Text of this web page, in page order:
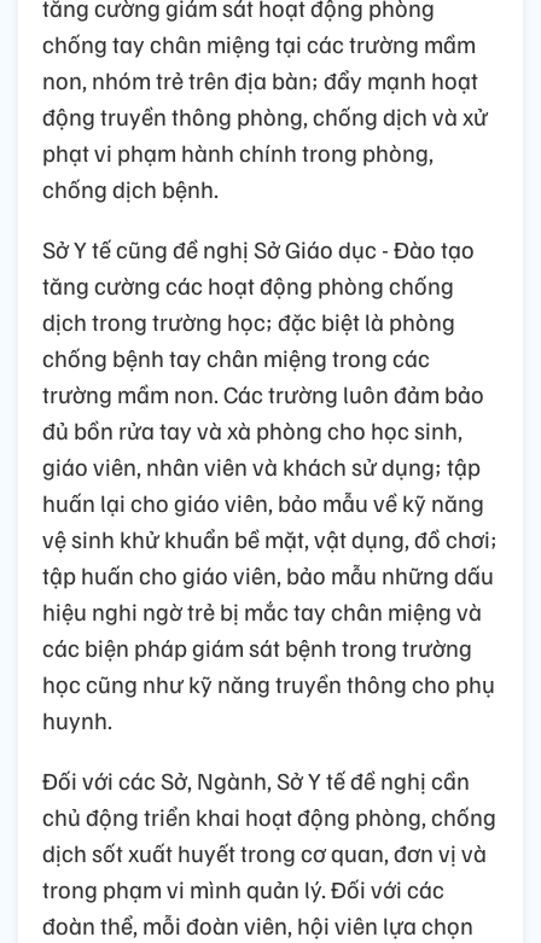
tăng cường giám sát hoạt động phòng
chống tay chân miệng tại các trường mầm
non, nhóm trẻ trên địa bàn; đẩy mạnh hoạt
động truyền thông phòng, chống dịch và xử
phạt vi phạm hành chính trong phòng,
chống dịch bệnh.
Sở Y tế cũng đề nghị Sở Giáo dục - Đào tạo
tăng cường các hoạt động phòng chống
dịch trong trường học; đặc biệt là phòng
chống bệnh tay chân miệng trong các
trường mầm non. Các trường luôn đảm bảo
đủ bồn rửa tay và xà phòng cho học sinh,
giáo viên, nhân viên và khách sử dụng; tập
huấn lại cho giáo viên, bảo mẫu về kỹ năng
vệ sinh khử khuẩn bề mặt, vật dụng, đồ chơi;
tập huấn cho giáo viên, bảo mẫu những dấu
hiệu nghi ngờ trẻ bị mắc tay chân miệng và
các biện pháp giám sát bệnh trong trường
học cũng như kỹ năng truyền thông cho phụ
huynh.
Đối với các Sở, Ngành, Sở Y tế đề nghị cần
chủ động triển khai hoạt động phòng, chống
dịch sốt xuất huyết trong cơ quan, đơn vị và
trong phạm vi mình quản lý. Đối với các
đoàn thể, mỗi đoàn viên, hội viên lựa chọn